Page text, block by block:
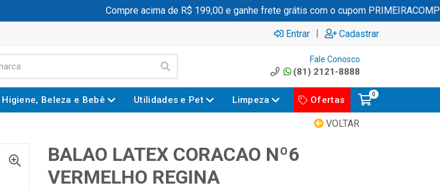
Compre acima de R$ 199,00 e ganhe frete grátis com o cupom
Entrar | Cadastrar
Fale Conosco
(81) 2121-8888
Higiene, Beleza e Bebê Utilidades e Pet Limpeza Ofertas
0
VOLTAR
BALAO LATEX CORACAO Nº6
VERMELHO REGINA